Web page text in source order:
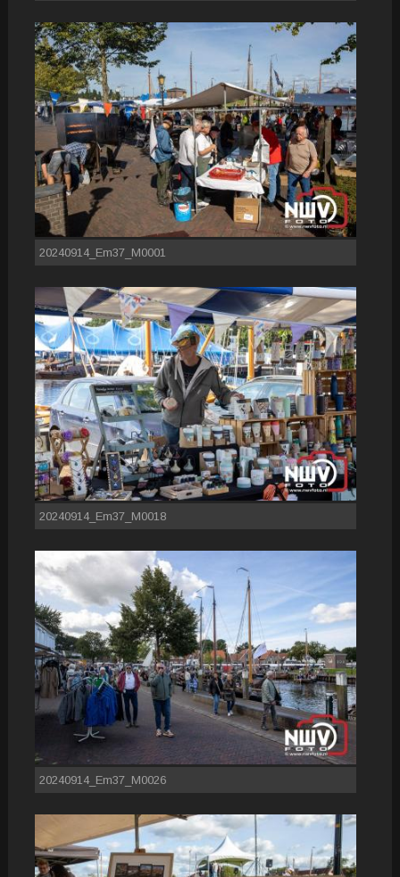
20240914_Em37_M0001
20240914_Em37_M0018
20240914_Em37_M0026